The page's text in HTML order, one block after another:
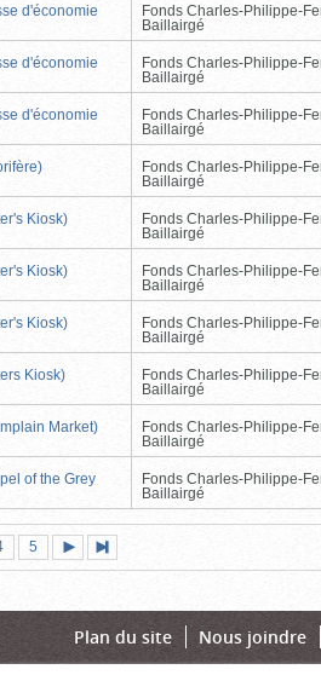
d'économie
Fonds Charles-Philippe-
Baillairgé
d'économie
Fonds Charles-Philippe-
Baillairgé
d'économie
Fonds Charles-Philippe-
Baillairgé
Fonds Charles-Philippe-
Baillairgé
Kiosk)
Fonds Charles-Philippe-
Baillairgé
Kiosk)
Fonds Charles-Philippe-
Baillairgé
Kiosk)
Fonds Charles-Philippe-
Baillairgé
Kiosk)
Fonds Charles-Philippe-
Baillairgé
Market)
Fonds Charles-Philippe-
Baillairgé
of the Grey
Fonds Charles-Philippe-
Baillairgé
Page
5
suivante
page
Plan du site Nous joindre